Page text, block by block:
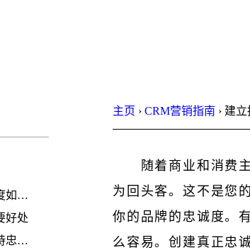
为什么建立客户忠诚度如此重要？
好处
赢得客户忠诚度并保持忠诚度的 5 种方法
主页 › CRM营销指南 ›建立
随着商业和消费
为回头客。这不是您
你的品牌的忠诚度。
么容易。创建真正忠